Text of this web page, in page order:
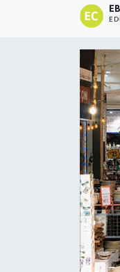
Domaniç
Dumlupınar
Ekonomi
Foto Galeri